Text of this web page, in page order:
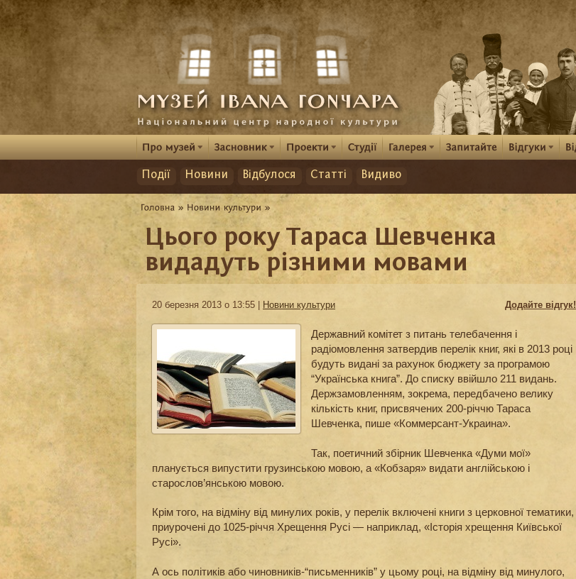
Події Новини Відбулося Статті Видиво
Цього року Тараса Шевченка
видадуть різними мовами
20 березня 2013 о 13:55 | Новини культури Додайте відгук!
Державний комітет з питань телебачення і
радіомовлення затвердив перелік книг, які в 2013 році
будуть видані за рахунок бюджету за програмою
“Українська книга”. До списку ввійшло 211 видань.
Держзамовленням, зокрема, передбачено велику
кількість книг, присвячених 200-річчю Тараса
Шевченка, пише «Коммерсант-Украина».
Так, поетичний збірник Шевченка «Думи мої»
планується випустити грузинською мовою, а «Кобзаря» видати англійською і
старослов’янською мовою.
Крім того, на відміну від минулих років, у перелік включені книги з церковної тематики,
приурочені до 1025-річчя Хрещення Русі — наприклад, «Історія хрещення Київської
Русі».
А ось політиків або чиновників-“письменників” у цьому році, на відміну від минулого,